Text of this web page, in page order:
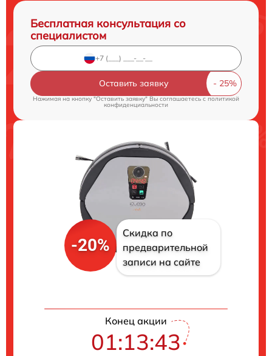
Бесплатная консультация со
специалистом
Оставить заявку
Нажимая на кнопку "Оставить заявку" Вы соглашаетесь cполитикой
конфиденциальности
-20%
Скидка по
предварительной
записи на сайте
Конец акции
01:13:42